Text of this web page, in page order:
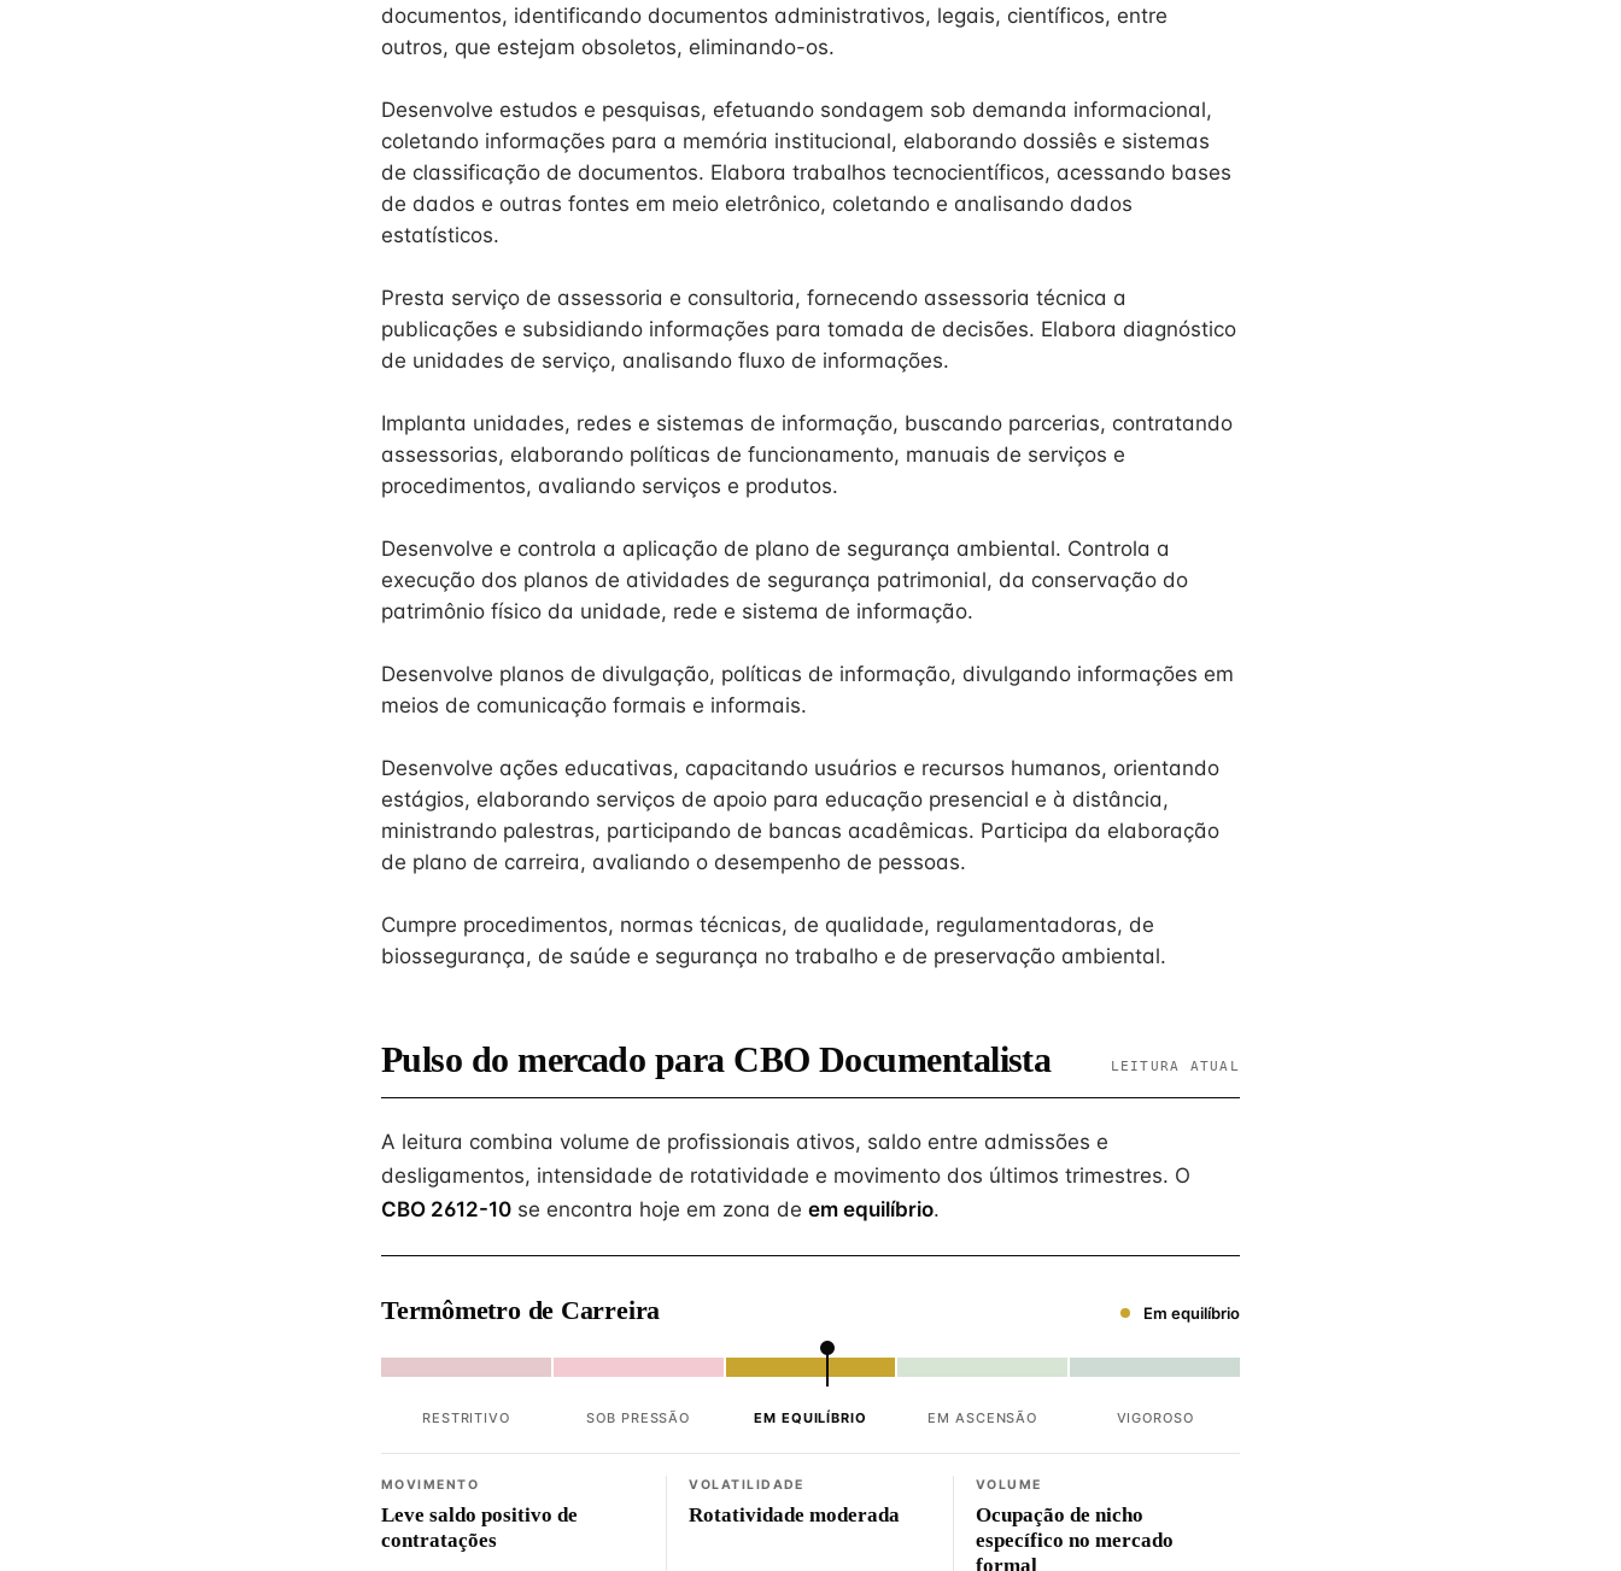
documentos, identificando documentos administrativos, legais, científicos, entre
outros, que estejam obsoletos, eliminando-os.
Desenvolve estudos e pesquisas, efetuando sondagem sob demanda informacional,
coletando informações para a memória institucional, elaborando dossiês e sistemas
de classificação de documentos. Elabora trabalhos tecnocientíficos, acessando bases
de dados e outras fontes em meio eletrônico, coletando e analisando dados
estatísticos.
Presta serviço de assessoria e consultoria, fornecendo assessoria técnica a
publicações e subsidiando informações para tomada de decisões. Elabora diagnóstico
de unidades de serviço, analisando fluxo de informações.
Implanta unidades, redes e sistemas de informação, buscando parcerias, contratando
assessorias, elaborando políticas de funcionamento, manuais de serviços e
procedimentos, avaliando serviços e produtos.
Desenvolve e controla a aplicação de plano de segurança ambiental. Controla a
execução dos planos de atividades de segurança patrimonial, da conservação do
patrimônio físico da unidade, rede e sistema de informação.
Desenvolve planos de divulgação, políticas de informação, divulgando informações em
meios de comunicação formais e informais.
Desenvolve ações educativas, capacitando usuários e recursos humanos, orientando
estágios, elaborando serviços de apoio para educação presencial e à distância,
ministrando palestras, participando de bancas acadêmicas. Participa da elaboração
de plano de carreira, avaliando o desempenho de pessoas.
Cumpre procedimentos, normas técnicas, de qualidade, regulamentadoras, de
biossegurança, de saúde e segurança no trabalho e de preservação ambiental.
Pulso do mercado para CBO Documentalista LEITURA ATUAL
A leitura combina volume de profissionais ativos, saldo entre admissões e
desligamentos, intensidade de rotatividade e movimento dos últimos trimestres. O
CBO 2612-10 se encontra hoje em zona de em equilíbrio.
Termômetro de Carreira Em equilíbrio
RESTRITIVO SOB PRESSÃO EM EQUILÍBRIO EM ASCENSÃO VIGOROSO
MOVIMENTO
Leve saldo positivo de
contratações
VOLATILIDADE
Rotatividade moderada
VOLUME
Ocupação de nicho
específico no mercado
formal